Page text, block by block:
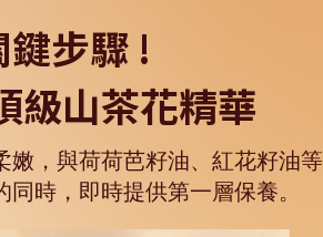
步驟 !​
級山茶花精華​
嫩，與荷荷芭籽油、紅花籽油等
時，即時提供第一層保養。​